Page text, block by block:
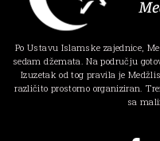
Po Ustavu Islamske zajednice,
sedam džemata. Na području
Izuzetak od tog pravila je
različito prostorno organiziran.
sa